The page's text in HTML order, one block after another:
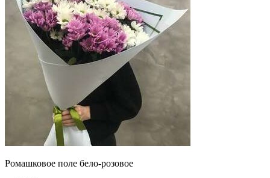
Ромашковое поле бело-розовое